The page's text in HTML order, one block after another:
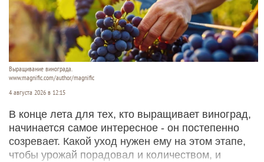
Выращивание винограда.
www.magnific.com/author/magnific
4 августа 2026 в 12:15
В конце лета для тех, кто выращивает виноград,
начинается самое интересное - он постепенно
созревает. Какой уход нужен ему на этом этапе,
чтобы урожай порадовал и количеством, и